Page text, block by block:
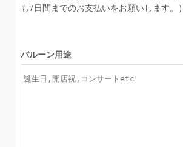
も7日間までのお支払いをお願いします。）
バルーン用途